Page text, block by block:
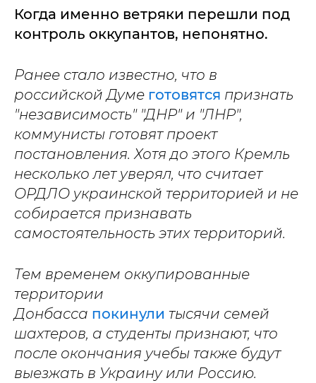
Когда именно ветряки перешли под
контроль оккупантов, непонятно.
Ранее стало известно, что в
российской Думе готовятся признать
"независимость" "ДНР" и "ЛНР",
коммунисты готовят проект
постановления. Хотя до этого Кремль
несколько лет уверял, что считает
ОРДЛО украинской территорией и не
собирается признавать
самостоятельность этих территорий.
Тем временем оккупированные
территории
Донбасса покинули тысячи семей
шахтеров, а студенты признают, что
после окончания учебы также будут
выезжать в Украину или Россию.